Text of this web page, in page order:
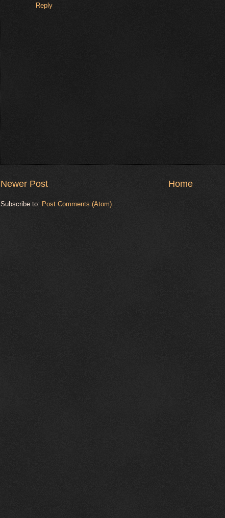
Reply
Newer Post Home
Subscribe to: Post Comments (Atom)